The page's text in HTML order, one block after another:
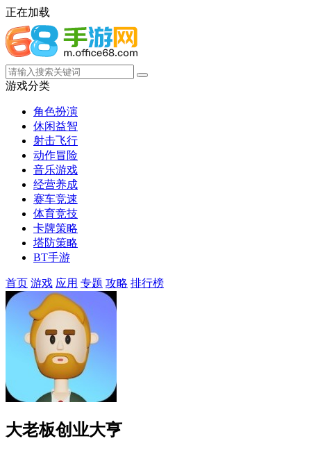
正在加载
游戏分类
角色扮演
休闲益智
射击飞行
动作冒险
音乐游戏
经营养成
赛车竞速
体育竞技
卡牌策略
塔防策略
BT手游
首页 游戏 应用 专题 攻略 排行榜
大老板创业大亨